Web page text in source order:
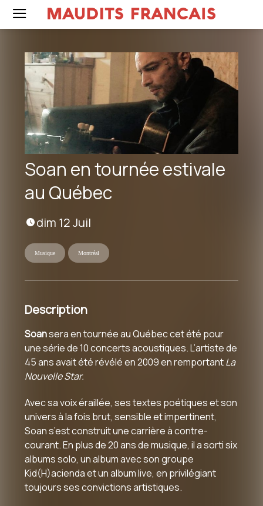
Soan en tournée estivale
au Québec
dim 12 Juil
Musique Montréal
Description
Soansera en tournée au Québec cet été pour
une série de 10 concerts acoustiques. L’artiste de
45 ans avait été révélé en 2009 en remportantLa
Nouvelle Star.
Avec sa voix éraillée, ses textes poétiques et son
univers à la fois brut, sensible et impertinent,
Soan s’est construit une carrière à contre-
courant. En plus de 20 ans de musique, il a sorti six
albums solo, un album avec son groupe
Kid(H)acienda et un album live, en privilégiant
toujours ses convictions artistiques.